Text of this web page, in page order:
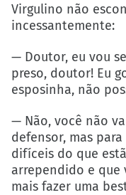
Virgulino não
incessantemente:
— Doutor, eu vou
preso, doutor! Eu
esposinha, não
— Não, você não
defensor, mas
difíceis do que
arrependido e que
mais fazer uma